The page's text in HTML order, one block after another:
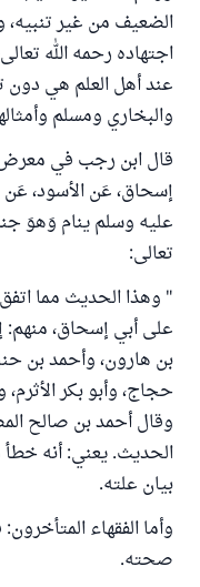
الضعيف من غير
اجتهاده رحمه الله
عند أهل العلم هي دون
والبخاري ومسلم
قال ابن رجب في معرض
إسحاق، عَن الأسود، عَن
عليه وسلم ينام وَهوَ
تعالى:
" وهذا الحديث مما
على أبي إسحاق، منهم:
بن هارون، وأحمد بن
حجاج، وأبو بكر
وقال أحمد بن صالح
الحديث. يعني: أنه
بيان علته.
وأما الفقهاء
صحته.